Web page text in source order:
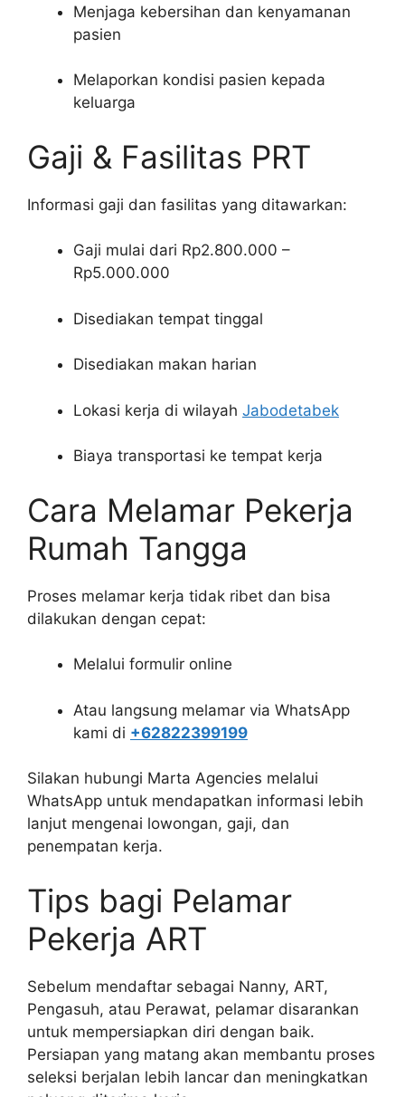
Menjaga kebersihan dan kenyamanan
pasien
Melaporkan kondisi pasien kepada
keluarga
Gaji & Fasilitas PRT
Informasi gaji dan fasilitas yang ditawarkan:
Gaji mulai dari Rp2.800.000 –
Rp5.000.000
Disediakan tempat tinggal
Disediakan makan harian
Lokasi kerja di wilayah Jabodetabek
Biaya transportasi ke tempat kerja
Cara Melamar Pekerja
Rumah Tangga
Proses melamar kerja tidak ribet dan bisa
dilakukan dengan cepat:
Melalui formulir online
Atau langsung melamar via WhatsApp
kami di +62822399199
Silakan hubungi Marta Agencies melalui
WhatsApp untuk mendapatkan informasi lebih
lanjut mengenai lowongan, gaji, dan
penempatan kerja.
Tips bagi Pelamar
Pekerja ART
Sebelum mendaftar sebagai Nanny, ART,
Pengasuh, atau Perawat, pelamar disarankan
untuk mempersiapkan diri dengan baik.
Persiapan yang matang akan membantu proses
seleksi berjalan lebih lancar dan meningkatkan